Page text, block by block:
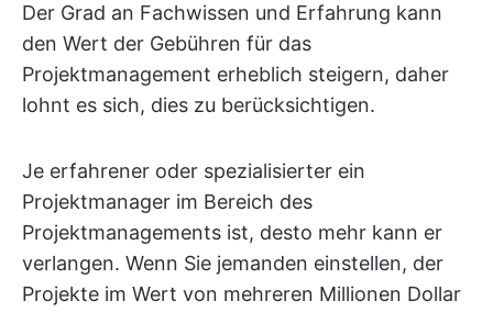
Der Grad an Fachwissen und Erfahrung kann
den Wert der Gebühren für das
Projektmanagement erheblich steigern, daher
lohnt es sich, dies zu berücksichtigen.
Je erfahrener oder spezialisierter ein
Projektmanager im Bereich des
Projektmanagements ist, desto mehr kann er
verlangen. Wenn Sie jemanden einstellen, der
Projekte im Wert von mehreren Millionen Dollar